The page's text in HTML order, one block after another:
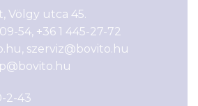
Völgy utca 45.
54, +36 1 445-27-72
, szerviz@bovito.hu
2-43